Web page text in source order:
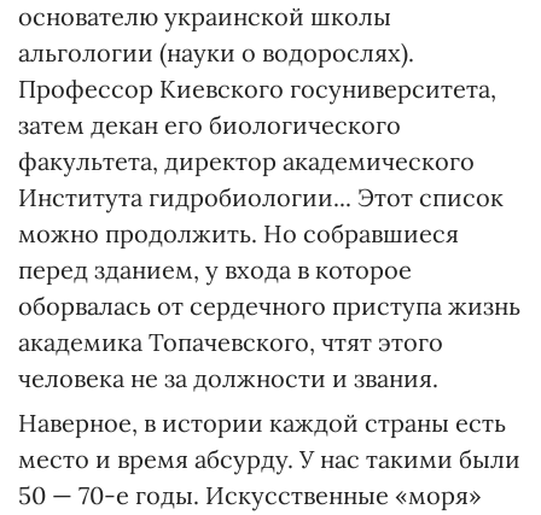
основателю украинской школы
альгологии (науки о водорослях).
Профессор Киевского госуниверситета,
затем декан его биологического
факультета, директор академического
Института гидробиологии... Этот список
можно продолжить. Но собравшиеся
перед зданием, у входа в которое
оборвалась от сердечного приступа жизнь
академика Топачевского, чтят этого
человека не за должности и звания.
Наверное, в истории каждой страны есть
место и время абсурду. У нас такими были
50 — 70-е годы. Искусственные «моря»